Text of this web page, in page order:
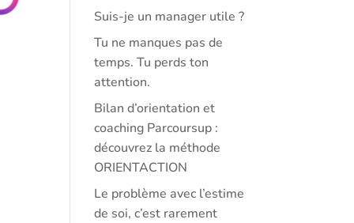
Suis-je un manager utile ?
Tu ne manques pas de
temps. Tu perds ton
attention.
Bilan d’orientation et
coaching Parcoursup :
découvrez la méthode
ORIENTACTION
Le problème avec l’estime
de soi, c’est rarement